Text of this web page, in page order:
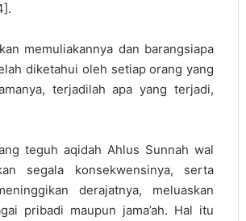
memuliakannya dan barangsiapa
diketahui oleh setiap orang yang
terjadilah apa yang terjadi,
teguh aqidah Ahlus Sunnah wal
segala konsekwensinya, serta
derajatnya, meluaskan
pribadi maupun jama’ah. Hal itu